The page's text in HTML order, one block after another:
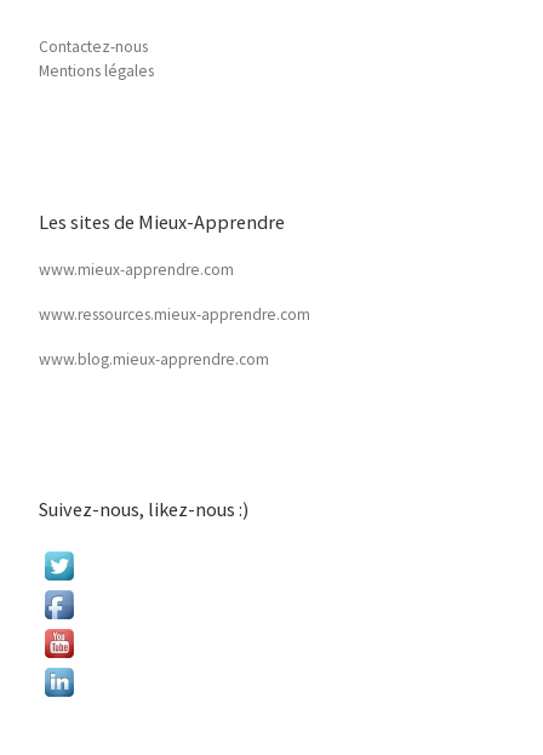
Contactez-nous
Mentions légales
Les sites de Mieux-Apprendre
www.mieux-apprendre.com
www.ressources.mieux-apprendre.com
www.blog.mieux-apprendre.com
Suivez-nous, likez-nous :)